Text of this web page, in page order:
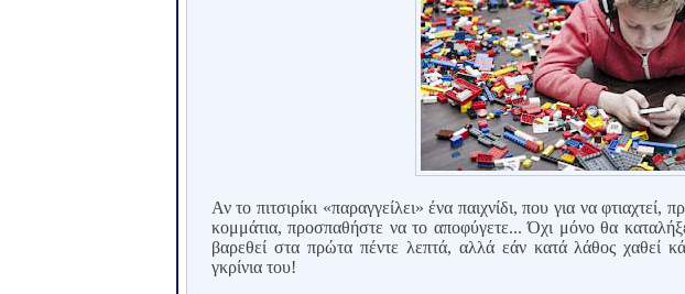
Αν το πιτσιρίκι «παραγγείλει» ένα παιχνίδι, που για να
κομμάτια, προσπαθήστε να το αποφύγετε... Όχι μόνο θα
βαρεθεί στα πρώτα πέντε λεπτά, αλλά εάν κατά λάθος χαθεί
γκρίνια του!